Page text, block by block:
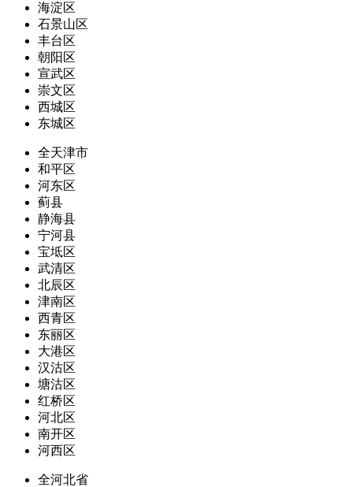
海淀区
石景山区
丰台区
朝阳区
宣武区
崇文区
西城区
东城区
全天津市
和平区
河东区
蓟县
静海县
宁河县
宝坻区
武清区
北辰区
津南区
西青区
东丽区
大港区
汉沽区
塘沽区
红桥区
河北区
南开区
河西区
全河北省